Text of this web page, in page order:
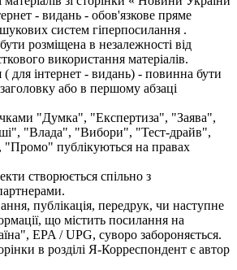
- видань - обов'язкове пряме
систем гіперпосилання .
розміщена в незалежності від
використання матеріалів.
( для інтернет - видань) - повинна бути
або в першому абзаці
"Думка", "Експертиза", "Заява",
"Влада", "Вибори", "Тест-драйв",
публікуються на правах
створюється спільно з
публікація, передрук, чи наступне
що містить посилання на
EPA / UPG, суворо забороняється.
в розділі Я-Корреспондент є автор